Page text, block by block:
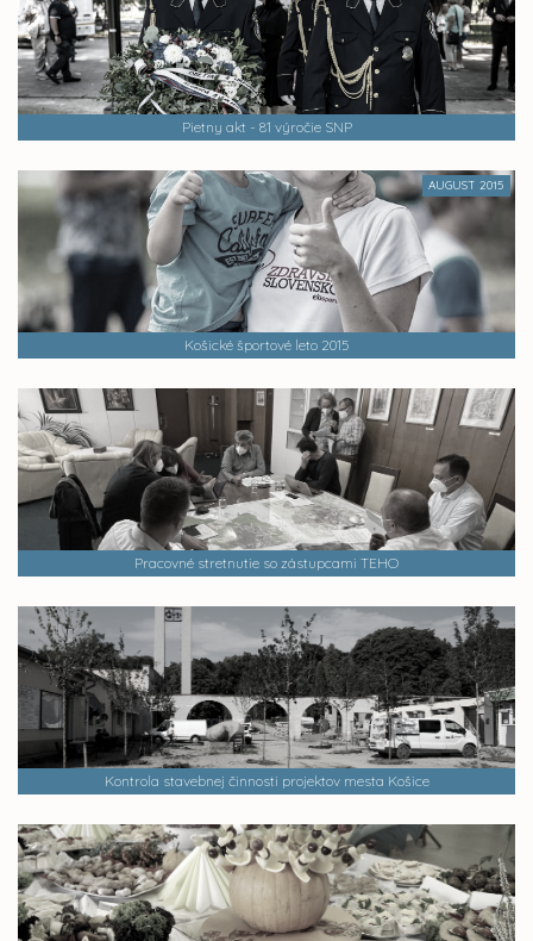
Pietny akt - 81 výročie SNP
AUGUST 2015
Košické športové leto 2015
Pracovné stretnutie so zástupcami TEHO
Kontrola stavebnej činnosti projektov mesta Košice